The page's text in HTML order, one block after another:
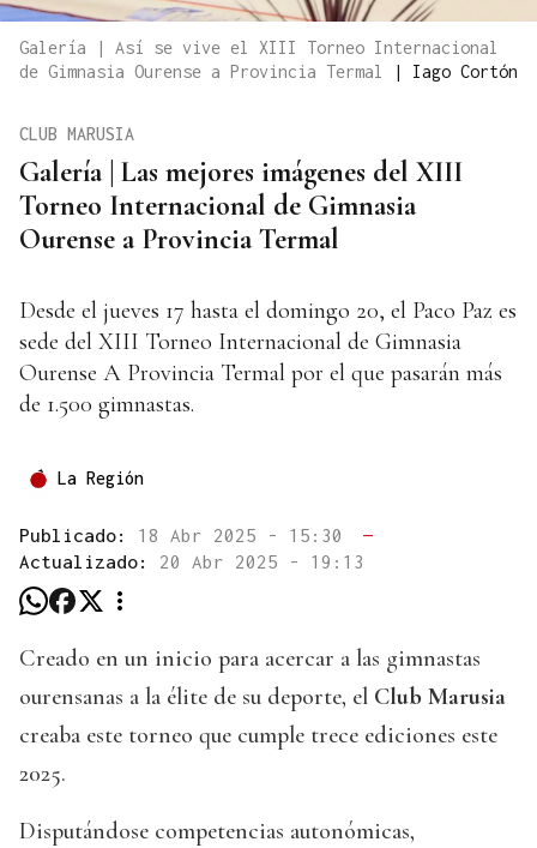
Galería | Así se vive el XIII Torneo Internacional
de Gimnasia Ourense a Provincia Termal
| Iago Cortón
Galería | Las mejores imágenes del XIII
Torneo Internacional de Gimnasia
Ourense a Provincia Termal
CLUB MARUSIA
Desde el jueves 17 hasta el domingo 20, el Paco Paz es
sede del XIII Torneo Internacional de Gimnasia
Ourense A Provincia Termal por el que pasarán más
de 1.500 gimnastas.
La Región
Publicado: 18 Abr 2025 - 15:30
—
Actualizado: 20 Abr 2025 - 19:13
Creado en un inicio para acercar a las gimnastas
ourensanas a la élite de su deporte, el Club Marusia
creaba este torneo que cumple trece ediciones este
2025.
Disputándose competencias autonómicas,